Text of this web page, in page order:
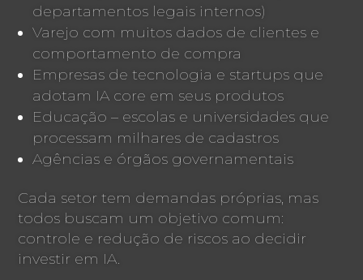
departamentos legais internos)
Varejo com muitos dados de clientes e
comportamento de compra
Empresas de tecnologia e startups que
adotam IA core em seus produtos
Educação – escolas e universidades que
processam milhares de cadastros
Agências e órgãos governamentais
Cada setor tem demandas próprias, mas
todos buscam um objetivo comum:
controle e redução de riscos ao decidir
investir em IA.